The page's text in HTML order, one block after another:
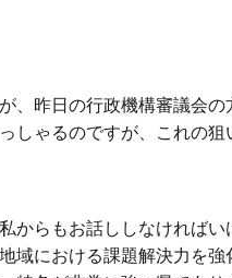
昨日の行政機構審議会の
しゃるのですが、これの
らもお話ししなければい
における課題解決力を強